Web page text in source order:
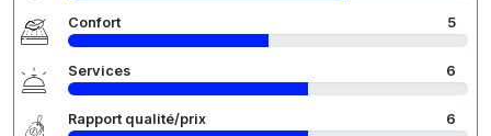
Confort 5
Services 6
Rapport qualité/prix 6